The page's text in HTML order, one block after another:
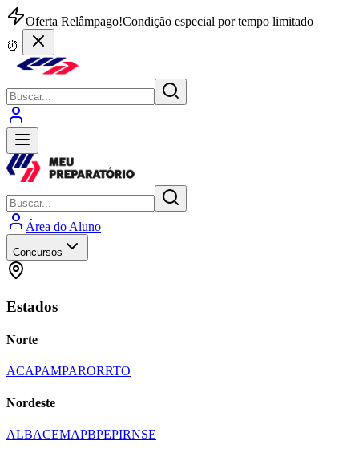
Oferta Relâmpago!Condição especial por tempo limitado
⏰
Área do Aluno
Concursos
Estados
Norte
ACAPAMPARORRTO
Nordeste
ALBACEMAPBPEPIRNSE